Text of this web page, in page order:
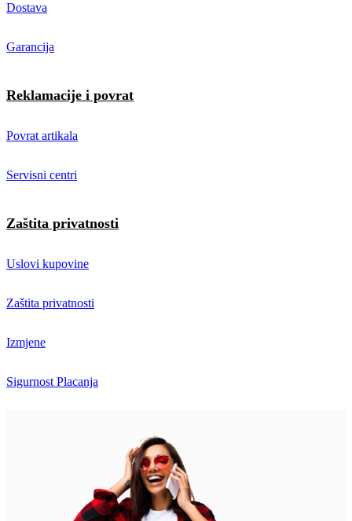
Dostava
Garancija
Reklamacije i povrat
Povrat artikala
Servisni centri
Zaštita privatnosti
Uslovi kupovine
Zaštita privatnosti
Izmjene
Sigurnost Placanja